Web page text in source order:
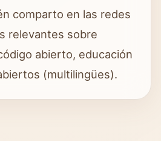
comparto en las redes
relevantes sobre
abierto, educación
(multilingües).